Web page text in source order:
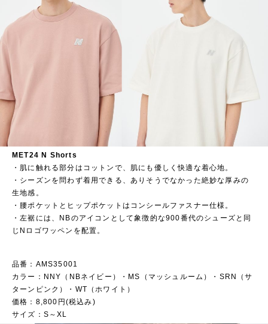
MET24 N Shorts
・肌に触れる部分はコットンで、肌にも優しく快適な着心地。​
・シーズンを問わず着用できる、ありそうでなかった絶妙な厚みの
生地感。​
・腰ポケットとヒップポケットはコンシールファスナー仕様。​
・左裾には、NBのアイコンとして象徴的な900番代のシューズと同
じNロゴワッペンを配置。
品番：AMS35001
カラー：NNY（NBネイビー）・MS（マッシュルーム）・SRN（サ
ターンピンク）・WT（ホワイト）
価格：8,800円(税込み)
サイズ：S～XL